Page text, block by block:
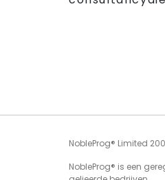
NobleProg® Limited
NobleProg® is een